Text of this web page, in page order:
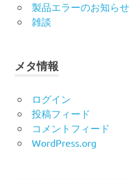
製品エラーのお知らせ
雑談
メタ情報
ログイン
投稿フィード
コメントフィード
WordPress.org